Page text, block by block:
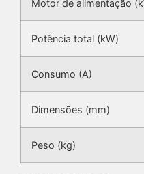
Motor de alimentação
Potência total (kW)
Consumo (A)
Dimensões (mm)
Peso (kg)